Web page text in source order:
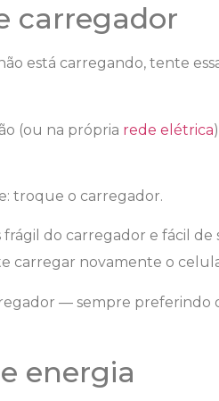
carregador
está carregando, tente
(ou na própria rede elétrica
troque o carregador.
frágil do carregador e fácil de
carregar novamente o
— sempre preferindo
energia